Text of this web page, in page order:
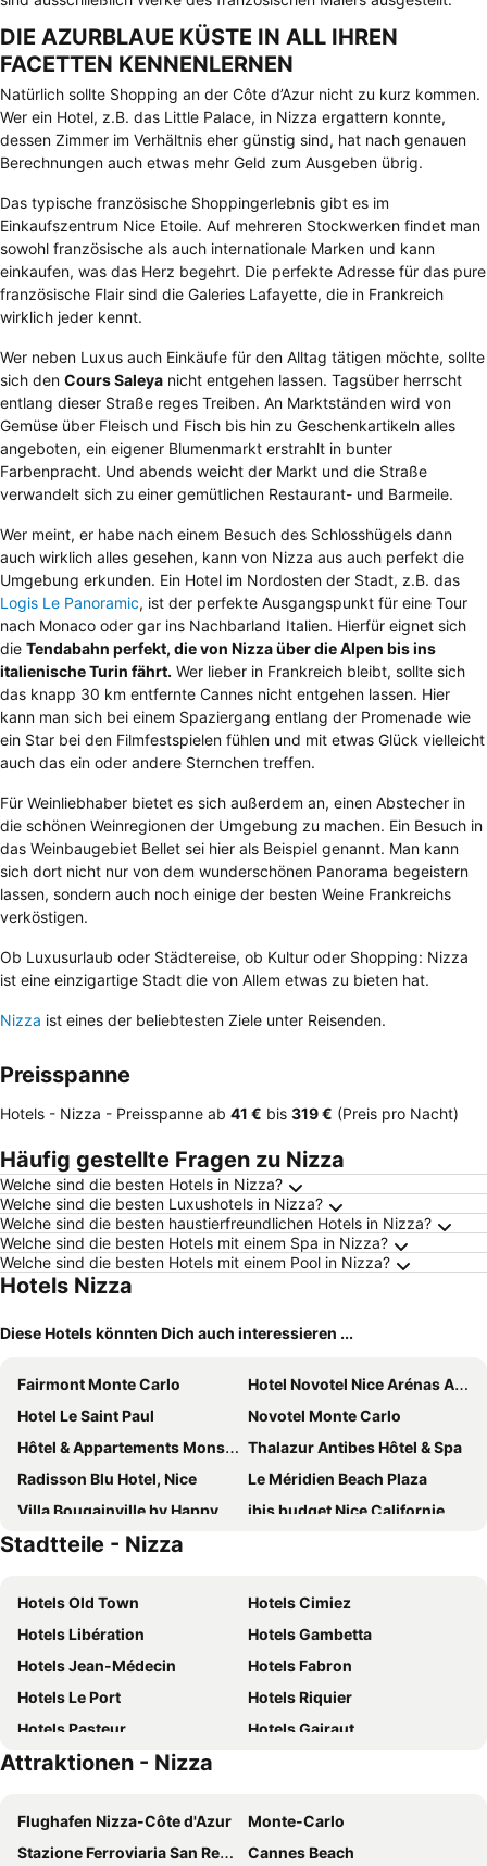
DIE AZURBLAUE KÜSTE IN ALL IHREN
FACETTEN KENNENLERNEN
Natürlich sollte Shopping an der Côte d’Azur nicht zu kurz kommen.
Wer ein Hotel, z.B. das Little Palace, in Nizza ergattern konnte,
dessen Zimmer im Verhältnis eher günstig sind, hat nach genauen
Berechnungen auch etwas mehr Geld zum Ausgeben übrig.
Das typische französische Shoppingerlebnis gibt es im
Einkaufszentrum Nice Etoile. Auf mehreren Stockwerken findet man
sowohl französische als auch internationale Marken und kann
einkaufen, was das Herz begehrt. Die perfekte Adresse für das pure
französische Flair sind die Galeries Lafayette, die in Frankreich
wirklich jeder kennt.
Wer neben Luxus auch Einkäufe für den Alltag tätigen möchte, sollte
sich den Cours Saleya nicht entgehen lassen. Tagsüber herrscht
entlang dieser Straße reges Treiben. An Marktständen wird von
Gemüse über Fleisch und Fisch bis hin zu Geschenkartikeln alles
angeboten, ein eigener Blumenmarkt erstrahlt in bunter
Farbenpracht. Und abends weicht der Markt und die Straße
verwandelt sich zu einer gemütlichen Restaurant- und Barmeile.
Wer meint, er habe nach einem Besuch des Schlosshügels dann
auch wirklich alles gesehen, kann von Nizza aus auch perfekt die
Umgebung erkunden. Ein Hotel im Nordosten der Stadt, z.B. das
Logis Le Panoramic, ist der perfekte Ausgangspunkt für eine Tour
nach Monaco oder gar ins Nachbarland Italien. Hierfür eignet sich
die Tendabahn perfekt, die von Nizza über die Alpen bis ins
italienische Turin fährt. Wer lieber in Frankreich bleibt, sollte sich
das knapp 30 km entfernte Cannes nicht entgehen lassen. Hier
kann man sich bei einem Spaziergang entlang der Promenade wie
ein Star bei den Filmfestspielen fühlen und mit etwas Glück vielleicht
auch das ein oder andere Sternchen treffen.
Für Weinliebhaber bietet es sich außerdem an, einen Abstecher in
die schönen Weinregionen der Umgebung zu machen. Ein Besuch in
das Weinbaugebiet Bellet sei hier als Beispiel genannt. Man kann
sich dort nicht nur von dem wunderschönen Panorama begeistern
lassen, sondern auch noch einige der besten Weine Frankreichs
verköstigen.
Ob Luxusurlaub oder Städtereise, ob Kultur oder Shopping: Nizza
ist eine einzigartige Stadt die von Allem etwas zu bieten hat.
Nizza ist eines der beliebtesten Ziele unter Reisenden.
Preisspanne
Hotels - Nizza - Preisspanne ab ‎41 € bis ‎319 € (Preis pro Nacht)
Häufig gestellte Fragen zu Nizza
Welche sind die besten Hotels in Nizza?
Welche sind die besten Luxushotels in Nizza?
Welche sind die besten haustierfreundlichen Hotels in Nizza?
Welche sind die besten Hotels mit einem Spa in Nizza?
Welche sind die besten Hotels mit einem Pool in Nizza?
Hotels Nizza
Diese Hotels könnten Dich auch interessieren ...
Fairmont Monte Carlo
Hotel Novotel Nice Arénas Aéroport
Hotel Le Saint Paul
Novotel Monte Carlo
Hôtel & Appartements Monsigny
Thalazur Antibes Hôtel & Spa
Radisson Blu Hotel, Nice
Le Méridien Beach Plaza
Villa Bougainville by Happyculture
ibis budget Nice Californie Lenval
Le Méridien Nice
Novotel Nice Centre Vieux Nice
Ibis Styles Nice Centre Gare
Mercure Nice Centre Grimaldi
Hôtel 3* Le Royal - Vacances Bleues
NH Nice
Westminster Hotel & Spa Nice
Hotel Villa Rivoli
Columbus Hotel Monte-Carlo, Curio Collection by Hilton
Hotel Parisien
Hotel Le Negresco
Hotel Paganini
Mercure Nice Promenade Des Anglais
Anantara Plaza Nice Hotel
Best Western Premier Hotel Prince De Galles
B&B HOTEL Nice Aéroport Arenas
Stadtteile - Nizza
Hotels Old Town
Hotels Cimiez
Hotels Libération
Hotels Gambetta
Hotels Jean-Médecin
Hotels Fabron
Hotels Le Port
Hotels Riquier
Hotels Pasteur
Hotels Gairaut
Hotels La Madeleine
Hotels Ariane
Attraktionen - Nizza
Flughafen Nizza-Côte d'Azur
Monte-Carlo
Stazione Ferroviaria San Remo
Cannes Beach